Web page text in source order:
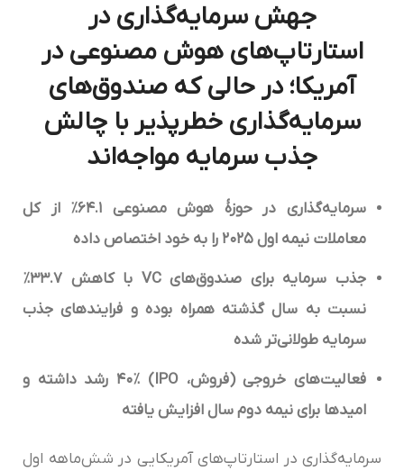
جهش سرمایه‌گذاری در
استارتاپ‌های هوش مصنوعی در
آمریکا؛ در حالی که صندوق‌های
سرمایه‌گذاری خطرپذیر با چالش
جذب سرمایه مواجه‌اند
سرمایه‌گذاری در حوزۀ هوش مصنوعی ۶۴.۱ ٪ از کل
معاملات نیمه اول ۲۰۲۵ را به خود اختصاص داده
جذب سرمایه برای صندوق‌هایVC با کاهش ۳۳.۷
٪
نسبت به سال گذشته همراه بوده و فرایندهای جذب
سرمایه طولانی‌تر شده
فعالیت‌های خروجی (فروش،IPO
) ۴۰٪
رشد داشته و
امیدها برای نیمه دوم سال افزایش یافته
سرمایه‌گذاری در استارتاپ‌های آمریکایی در شش‌ماهه اول